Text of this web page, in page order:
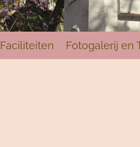
Faciliteiten Fotogalerij en